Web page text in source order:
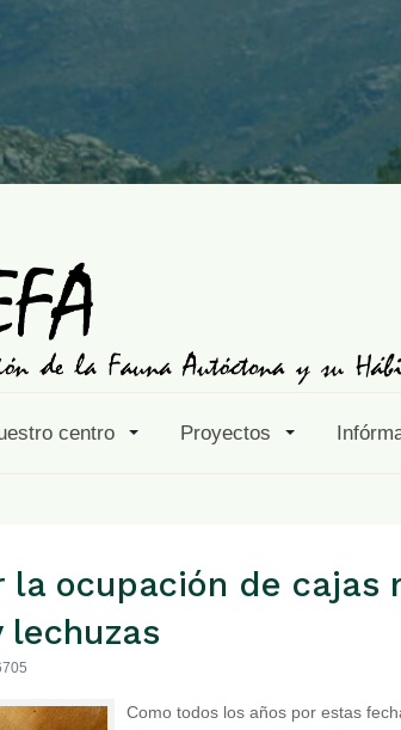
centro Proyectos
la ocupación de cajas
lechuzas
Como todos los años por estas